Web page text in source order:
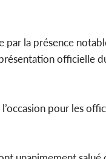
la présence
officielle
pour les